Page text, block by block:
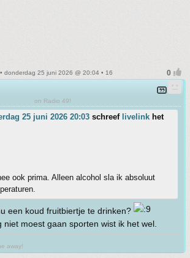
• donderdag 25 juni 2026 @ 20:04 • 16
on Radio 49!
25 juni 2026 20:03 schreef livelink het
ook prima. Alleen alcohol sla ik absoluut
een koud fruitbiertje te drinken?
niet moest gaan sporten wist ik het wel.
away!